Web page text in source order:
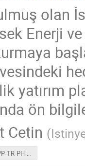
olan
Enerji
yatırım
ön
Cetin (
İSU-HEPP-TR-PH-PA-2021.pptx